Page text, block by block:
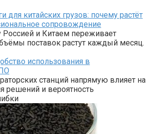
для китайских грузов: почему растёт
сопровождение
и Китаем переживает
поставок растут каждый месяц.
использования в
станций напрямую влияет на
решений и вероятность